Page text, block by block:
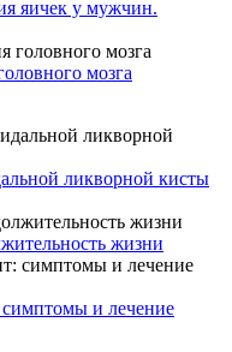
яичек у мужчин.
мозга
ликворной кисты
жизни
и лечение